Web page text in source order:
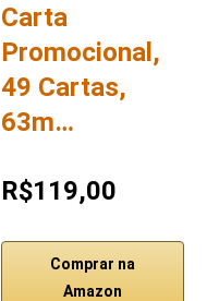
Carta
Promocional,
49 Cartas,
63m…
R$119,00
Comprar na
Amazon